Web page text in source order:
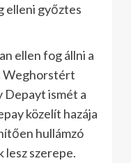
elleni győztes
ellen fog állni a
Weghorstért
Depayt ismét a
közelít hazája
hullámzó
szerepe.